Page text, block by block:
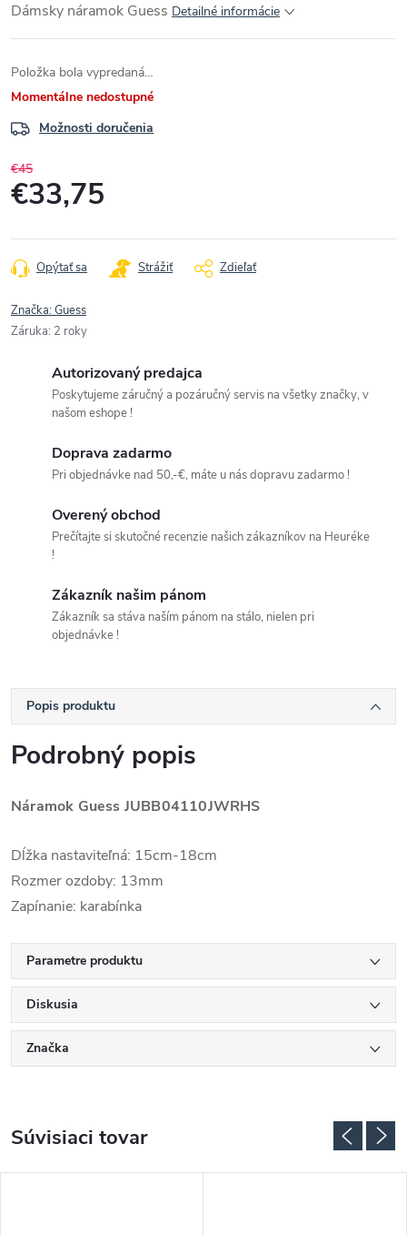
Dámsky náramok Guess Detailné informácie
Položka bola vypredaná…
Momentálne nedostupné
Možnosti doručenia
€45
€33,75
cena:
Opýtať sa Strážiť Zdieľať
Značka:Guess
Záruka: 2 roky
Autorizovaný predajca
Poskytujeme záručný a pozáručný servis na všetky značky, v
našom eshope !
Doprava zadarmo
Pri objednávke nad 50,-€, máte u nás dopravu zadarmo !
Overený obchod
Prečítajte si skutočné recenzie našich zákazníkov na Heuréke
!
Zákazník našim pánom
Zákazník sa stáva naším pánom na stálo, nielen pri
objednávke !
Popis produktu
Podrobný popis
Náramok Guess JUBB04110JWRHS
Dĺžka nastaviteľná: 15cm-18cm
Rozmer ozdoby: 13mm
Zapínanie: karabínka
Parametre produktu
Diskusia
Značka
Súvisiaci tovar